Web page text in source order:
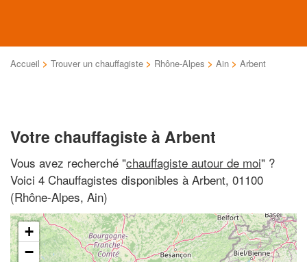
Accueil > Trouver un chauffagiste > Rhône-Alpes > Ain > Arbent
Votre chauffagiste à Arbent
Vous avez recherché "chauffagiste autour de moi" ?
Voici 4 Chauffagistes disponibles à Arbent, 01100
(Rhône-Alpes, Ain)
+
−